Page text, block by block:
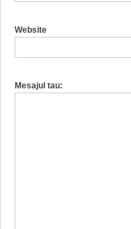
Website
Mesajul tau: